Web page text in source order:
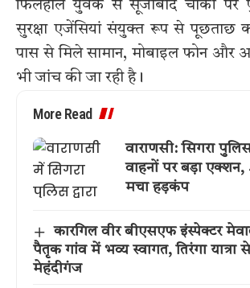
फिलहाल युवक से सूजाबाद चौकी
सुरक्षा एजेंसियां संयुक्त रूप से पूछताछ
पास से मिले सामान, मोबाइल फोन और
भी जांच की जा रही है।
More Read
वाराणसी: सिगरा
वाहनों पर बड़ा
मचा हड़कंप
कारगिल वीर बीएसएफ इंस्पेक्टर
पैतृक गांव में भव्य स्वागत, तिरंगा यात्रा
मेहंदीगंज